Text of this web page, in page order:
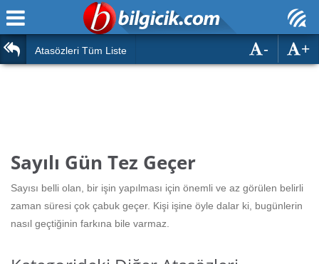
Ana Sayfa
Türk Tarihi & Kültürü
Eğitim
Diğer
Duvar Yazıları
Atasözleri Tüm Liste +
-
Sayılı Gün Tez Geçer
Sayısı belli olan, bir işin yapılması için önemli ve az görülen belirli
zaman süresi çok çabuk geçer. Kişi işine öyle dalar ki, bugünlerin
nasıl geçtiğinin farkına bile varmaz.